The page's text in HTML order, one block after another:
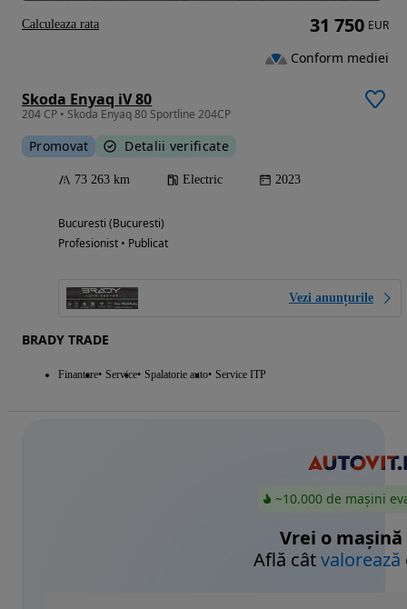
Skoda Enyaq iV 80
204 CP • Skoda Enyaq 80 Sportline 204CP
Promovat Detalii verificate
73 263 km Electric 2023
Bucuresti (Bucuresti)
Profesionist • Publicat
Vezi anunțurile
BRADY TRADE
Finantare Service Spalatorie auto Service ITP
31 750 EUR
Conform mediei
Calculeaza rata
~10.000 de mașini
Vrei o mașină
Află câtvalorează